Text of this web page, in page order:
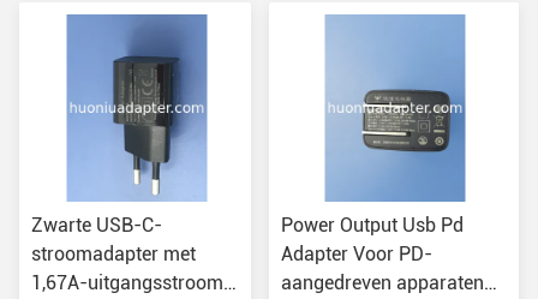
Zwarte USB-C-
stroomadapter met
1,67A-uitgangsstroom
Power Output Usb Pd
Adapter Voor PD-
aangedreven apparaten